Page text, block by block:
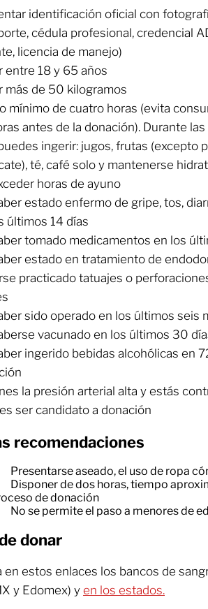
identificación oficial con
cédula profesional, credencial
licencia de manejo)
entre 18 y 65 años
más de 50 kilogramos
mínimo de cuatro horas (evita
antes de la donación). Durante
ingerir: jugos, frutas (excepto
té, café solo y mantenerse
horas de ayuno
estado enfermo de gripe, tos,
últimos 14 días
tomado medicamentos en los
estado en tratamiento de
practicado tatuajes o
sido operado en los últimos seis
vacunado en los últimos 30
ingerido bebidas alcohólicas en
la presión arterial alta y estás
ser candidato a donación
recomendaciones
Presentarse aseado, el uso de ropa
Disponer de dos horas, tiempo
de donación
No se permite el paso a menores de
donar
en estos enlaces los bancos de
y Edomex) yen los estados.